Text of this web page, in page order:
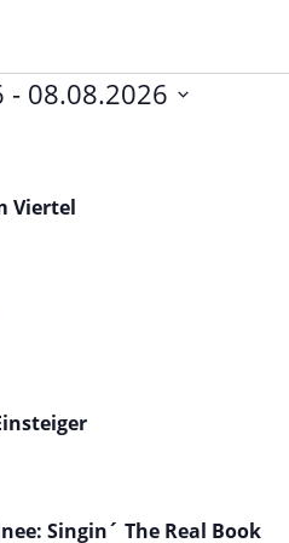
- 08.08.2026
Viertel
Singin´ The Real Book